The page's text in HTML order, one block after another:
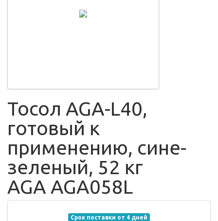
Тосол AGA-L40,
готовый к
применению, сине-
зеленый, 52 кг
AGA AGA058L
Срок поставки от 4 дней